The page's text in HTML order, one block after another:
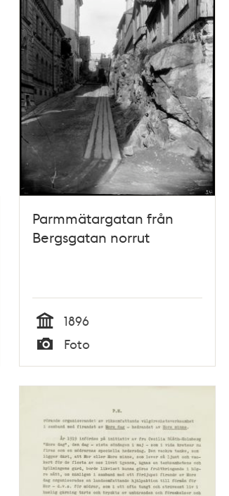
Parmmätargatan från
Bergsgatan norrut
Tid
1896
Typ
Foto